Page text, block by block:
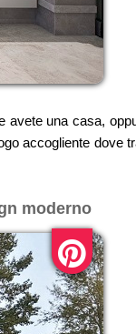
avete una casa,
accogliente dove
moderno